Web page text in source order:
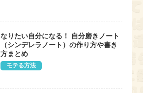
なりたい自分になる！ 自分磨きノート
（シンデレラノート）の作り方や書き
方まとめ
モテる方法